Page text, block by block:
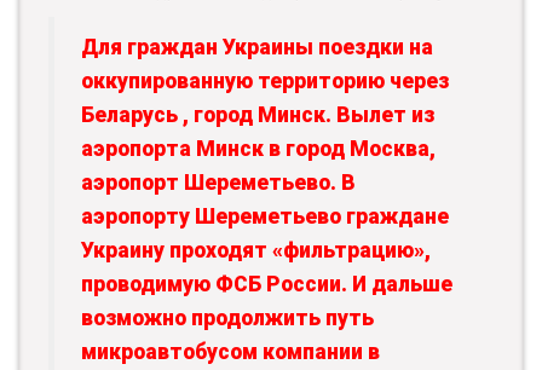
Для граждан Украины поездки на
оккупированную территорию через
Беларусь , город Минск. Вылет из
аэропорта Минск в город Москва,
аэропорт Шереметьево. В
аэропорту Шереметьево граждане
Украину проходят «фильтрацию»,
проводимую ФСБ России. И дальше
возможно продолжить путь
микроавтобусом компании в